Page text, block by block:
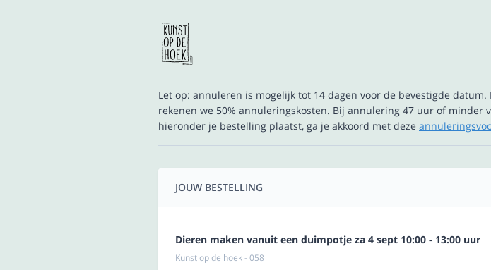
Let op: annuleren is mogelijk tot 14 dagen voor de bevestigde
rekenen we 50% annuleringskosten. Bij annulering 47 uur of minder
hieronder je bestelling plaatst, ga je akkoord met deze
JOUW BESTELLING
Dieren maken vanuit een duimpotje za 4 sept 10:00 - 13:00 uur
Kunst op de hoek - 058